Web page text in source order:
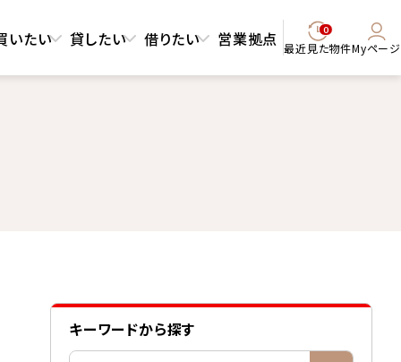
いたい 貸したい 借りたい 営業拠点 0
最近見た物件Myページ
キーワードから探す